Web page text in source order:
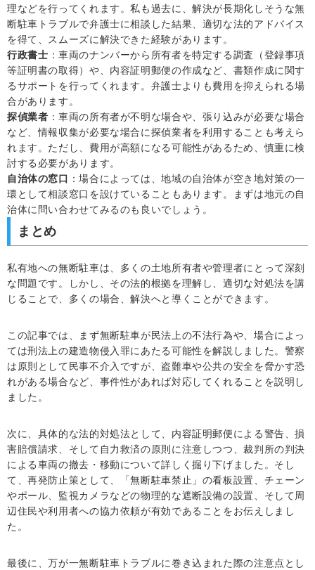
理などを行ってくれます。私も過去に、解決が長期化しそうな無
断駐車トラブルで弁護士に相談した結果、適切な法的アドバイス
を得て、スムーズに解決できた経験があります。
行政書士 ：車両のナンバーから所有者を特定する調査（登録事項
等証明書の取得）や、内容証明郵便の作成など、書類作成に関す
るサポートを行ってくれます。弁護士よりも費用を抑えられる場
合があります。
探偵業者 ：車両の所有者が不明な場合や、張り込みが必要な場合
など、情報収集が必要な場合に探偵業者を利用することも考えら
れます。ただし、費用が高額になる可能性があるため、慎重に検
討する必要があります。
自治体の窓口 ：場合によっては、地域の自治体が空き地対策の一
環として相談窓口を設けていることもあります。まずは地元の自
治体に問い合わせてみるのも良いでしょう。
まとめ
私有地への無断駐車は、多くの土地所有者や管理者にとって深刻
な問題です。しかし、その法的根拠を理解し、適切な対処法を講
じることで、多くの場合、解決へと導くことができます。
この記事では、まず無断駐車が民法上の不法行為や、場合によっ
ては刑法上の建造物侵入罪にあたる可能性を解説しました。警察
は原則として民事不介入ですが、盗難車や公共の安全を脅かす恐
れがある場合など、事件性があれば対応してくれることを説明し
ました。
次に、具体的な法的対処法として、内容証明郵便による警告、損
害賠償請求、そして自力救済の原則に注意しつつ、裁判所の判決
による車両の撤去・移動について詳しく掘り下げました。そし
て、再発防止策として、「無断駐車禁止」の看板設置、チェーン
やポール、監視カメラなどの物理的な遮断設備の設置、そして周
辺住民や利用者への協力依頼が有効であることをお伝えしまし
た。
最後に、万が一無断駐車トラブルに巻き込まれた際の注意点とし